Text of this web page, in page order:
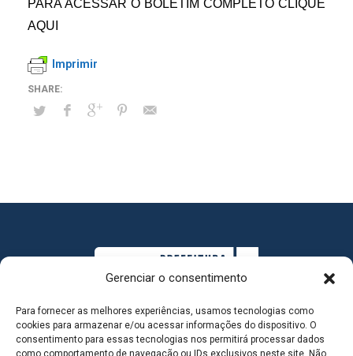
Gerenciar o consentimento
Para fornecer as melhores experiências, usamos tecnologias como
cookies para armazenar e/ou acessar informações do dispositivo. O
consentimento para essas tecnologias nos permitirá processar dados
como comportamento de navegação ou IDs exclusivos neste site. Não
PARA ACESSAR O BOLETIM COMPLETO CLIQUE
AQUI
Imprimir